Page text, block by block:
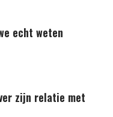
echt weten
zijn relatie met